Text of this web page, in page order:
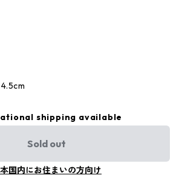
shipping available
Sold out
国内にお住まいの方向け